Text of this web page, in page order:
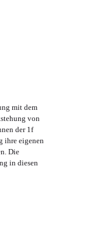
mit dem
von
der 1f
ihre eigenen
Die
in diesen